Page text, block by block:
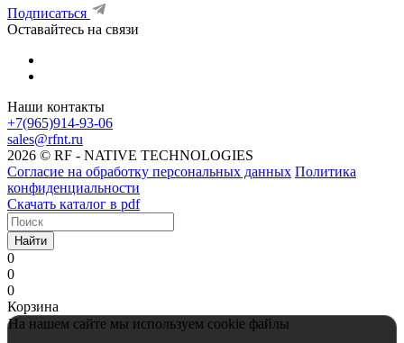
Подписаться
Оставайтесь на связи
Наши контакты
+7(965)914-93-06
sales@rfnt.ru
2026 © RF - NATIVE TECHNOLOGIES
Согласие на обработку персональных данных Политика
конфиденциальности
Скачать каталог в pdf
Найти
0
0
0
Корзина
На нашем сайте мы используем cookie файлы